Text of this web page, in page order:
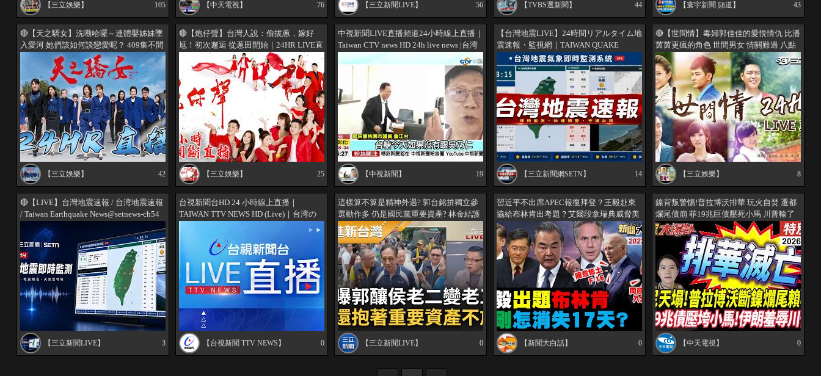
【三立娛樂】 105 【中天電視】 76 【三立新聞LIVE】 56 【TVBS選新聞】 44 【寰宇新聞 頻道】 43
🔴【天之驕女】洗嘞哈囉～連體嬰姊妹墜
入愛河 她們該如何談戀愛呢？ 409集不間
斷直播中！｜三立電視
【三立娛樂】 42
🔴【炮仔聲】台灣人說：偷拔蔥，嫁好
尪！初次邂逅 從蔥田開始｜24HR LIVE直
【三立娛樂】 25
中視新聞LIVE直播頻道24小時線上直播｜
Taiwan CTV news HD 24h live news |台湾
のCTV ニュースHD 대만 24시간 뉴스채
【中視新聞】 19
【台灣地震LIVE】24時間リアルタイム地
震速報・監視網｜TAIWAN QUAKE
ALERT｜三立新聞網 SETN.com
【三立新聞網SETN】 14
🔴【世間情】毒婦郭佳佳的愛恨情仇 比潘
茵茵更瘋的角色 世間男女 情關難過 八點
檔影后們集結了｜24HR LIVE直播(EP1-
437)
【三立娛樂】 8
🔴【LIVE】台灣地震速報 / 台湾地震速報
/ Taiwan Earthquake News@setnews-ch54​
【三立新聞LIVE】 3
台視新聞台HD 24 小時線上直播｜
TAIWAN TTV NEWS HD (Live)｜台湾の
TTV ニュースHD (生放送)｜대만 뉴스 라
【台視新聞 TTV NEWS】 0
這樣算不算是精神外遇? 郭台銘拚獨立參
選動作多 仍是國民黨重要資產? 林金結護
航"只要未宣布參選都是" 陳東豪笑酸:就是
還沒捉姦在床啦!｜王偊菁主持｜【前進新
台灣 完整版】20230711｜三立新聞台
【三立新聞LIVE】 0
習近平不出席APEC報復拜登？王毅赴東
協給布林肯出考題？艾爾段拿瑞典威脅美
得逞了？普欽瓦格納苦肉計誆了北約？美
議員笑歌尹錫悅吃美國派？ 新聞大白話
@tvbstalk完整版 20230712
【新聞大白話】 0
鎳背叛警惕!普拉博沃排華 玩火自焚 遷都
爛尾債崩 菲19兆巨債壓死小馬 川普輸了
遭伊朗羞辱 20260806【#全球大爆卦】特
別版 @中天電視CtiTv
【中天電視】 0